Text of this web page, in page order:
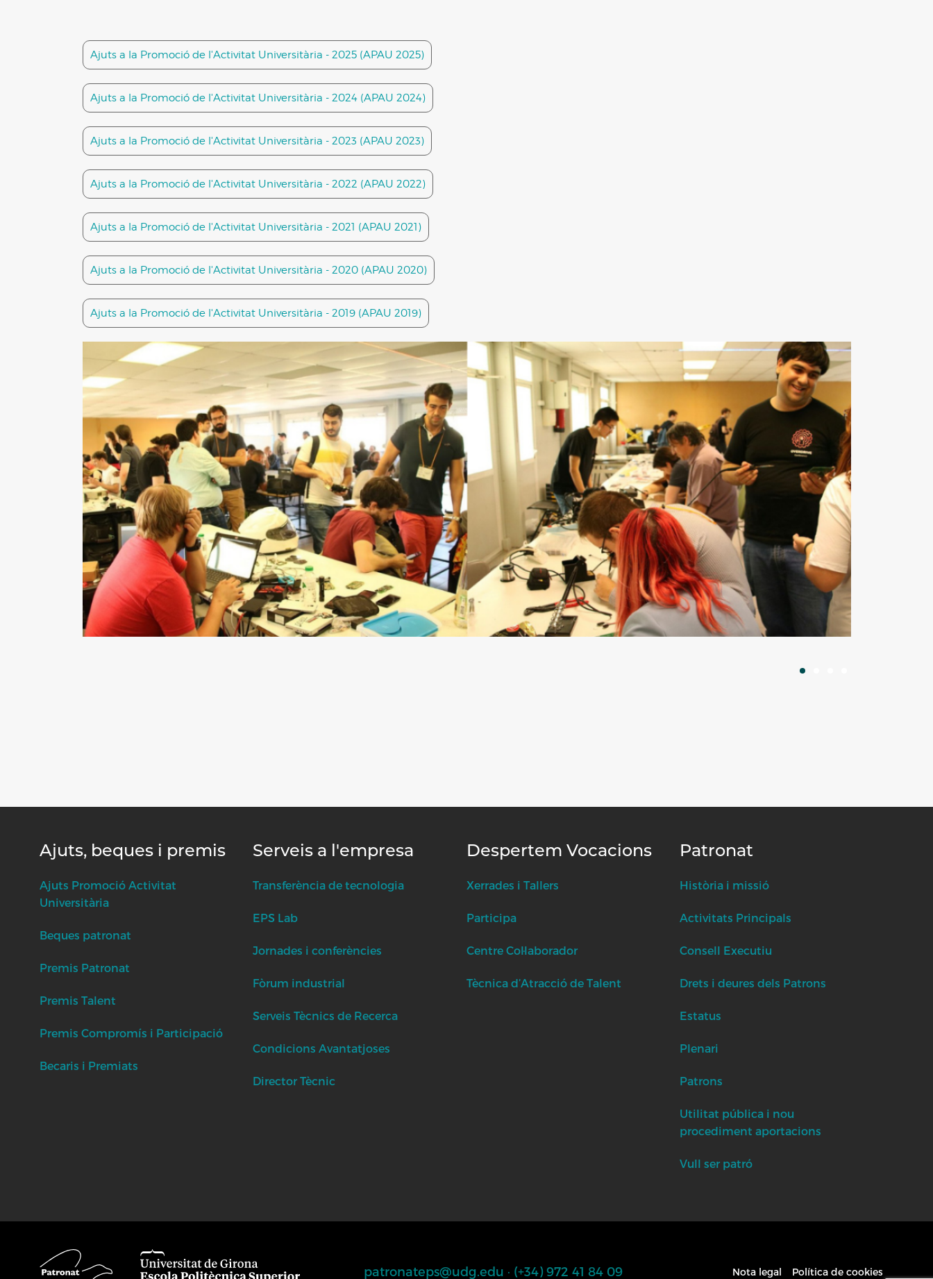
Ajuts a la Promoció de l'Activitat Universitària - 2025 (APAU 2025)
Ajuts a la Promoció de l'Activitat Universitària - 2024 (APAU 2024)
Ajuts a la Promoció de l'Activitat Universitària - 2023 (APAU 2023)
Ajuts a la Promoció de l'Activitat Universitària - 2022 (APAU 2022)
Ajuts a la Promoció de l'Activitat Universitària - 2021 (APAU 2021)
Ajuts a la Promoció de l'Activitat Universitària - 2020 (APAU 2020)
Ajuts a la Promoció de l'Activitat Universitària - 2019 (APAU 2019)
Ajuts, beques i premis
Ajuts Promoció Activitat
Universitària
Beques patronat
Premis Patronat
Premis Talent
Premis Compromís i Participació
Becaris i Premiats
Serveis a l'empresa
Transferència de tecnologia
EPS Lab
Jornades i conferències
Fòrum industrial
Serveis Tècnics de Recerca
Condicions Avantatjoses
Director Tècnic
Despertem Vocacions
Xerrades i Tallers
Participa
Centre Col·laborador
Tècnica d’Atracció de Talent
Patronat
Història i missió
Activitats Principals
Consell Executiu
Drets i deures dels Patrons
Estatus
Plenari
Patrons
Utilitat pública i nou
procediment aportacions
Vull ser patró
patronateps@udg.edu · (+34) 972 41 84 09 Nota legal Política de cookies